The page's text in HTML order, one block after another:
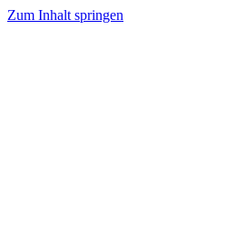
Zum Inhalt springen